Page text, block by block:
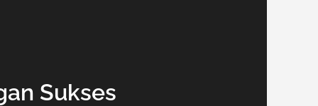
Sukses